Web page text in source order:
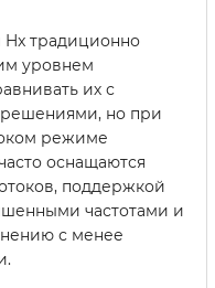
традиционно
уровнем
их с
но при
режиме
оснащаются
поддержкой
частотами и
с менее